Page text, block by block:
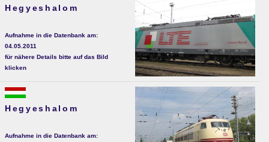
Hegyeshalom
Aufnahme in die Datenbank am:
04.05.2011
für nähere Details bitte auf das Bild
klicken
Hegyeshalom
Aufnahme in die Datenbank am: